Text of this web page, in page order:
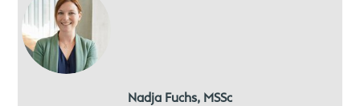
Nadja Fuchs, MSSc